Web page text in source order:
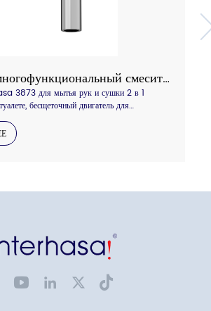
Interhasa многофункциональный смеситель для мытья и сушки рук 2 в 1, модель 3873
3873 для мытья рук и сушки 2 в 1
бесщеточный двигатель для
фильтр HEPA для более чистого
хром или серый цвет, обращайтесь.